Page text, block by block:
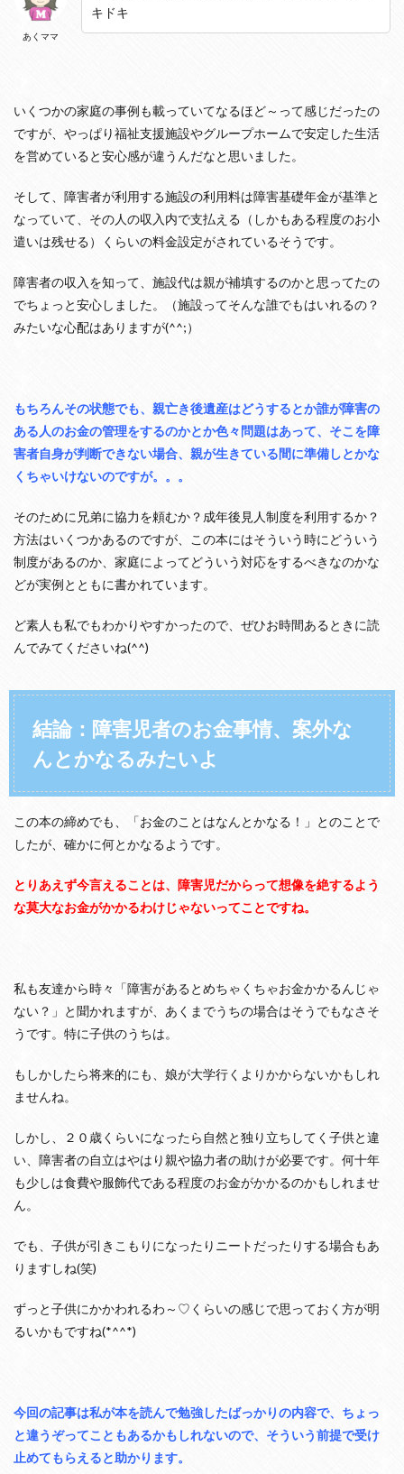
あくママ
キドキ
いくつかの家庭の事例も載っていてなるほど～って感じだったの
ですが、やっぱり福祉支援施設やグループホームで安定した生活
を営めていると安心感が違うんだなと思いました。
そして、障害者が利用する施設の利用料は障害基礎年金が基準と
なっていて、その人の収入内で支払える（しかもある程度のお小
遣いは残せる）くらいの料金設定がされているそうです。
障害者の収入を知って、施設代は親が補填するのかと思ってたの
でちょっと安心しました。（施設ってそんな誰でもはいれるの？
みたいな心配はありますが(^^;）
もちろんその状態でも、親亡き後遺産はどうするとか誰が障害の
ある人のお金の管理をするのかとか色々問題はあって、そこを障
害者自身が判断できない場合、親が生きている間に準備しとかな
くちゃいけないのですが。。。
そのために兄弟に協力を頼むか？成年後見人制度を利用するか？
方法はいくつかあるのですが、この本にはそういう時にどういう
制度があるのか、家庭によってどういう対応をするべきなのかな
どが実例とともに書かれています。
ど素人も私でもわかりやすかったので、ぜひお時間あるときに読
んでみてくださいね(^^)
結論：障害児者のお金事情、案外な
んとかなるみたいよ
この本の締めでも、「お金のことはなんとかなる！」とのことで
したが、確かに何とかなるようです。
とりあえず今言えることは、障害児だからって想像を絶するよう
な莫大なお金がかかるわけじゃないってことですね。
私も友達から時々「障害があるとめちゃくちゃお金かかるんじゃ
ない？」と聞かれますが、あくまでうちの場合はそうでもなさそ
うです。特に子供のうちは。
もしかしたら将来的にも、娘が大学行くよりかからないかもしれ
ませんね。
しかし、２０歳くらいになったら自然と独り立ちしてく子供と違
い、障害者の自立はやはり親や協力者の助けが必要です。何十年
も少しは食費や服飾代である程度のお金がかかるのかもしれませ
ん。
でも、子供が引きこもりになったりニートだったりする場合もあ
りますしね(笑)
ずっと子供にかかわれるわ～♡くらいの感じで思っておく方が明
るいかもですね(*^^*)
今回の記事は私が本を読んで勉強したばっかりの内容で、ちょっ
と違うぞってこともあるかもしれないので、そういう前提で受け
止めてもらえると助かります。